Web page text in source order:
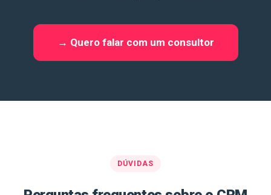
→ Quero falar com um consultor
DÚVIDAS